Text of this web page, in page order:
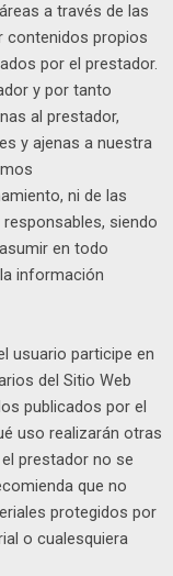
a través de las
contenidos propios
por el prestador.
y por tanto
al prestador,
y ajenas a nuestra
ni de las
siendo
en todo
información
usuario participe en
del Sitio Web
publicados por el
uso realizarán otras
prestador no se
que no
protegidos por
o cualesquiera